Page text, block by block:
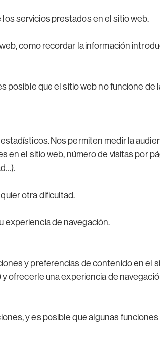
servicios prestados en el sitio web.
como recordar la información
posible que el sitio web no funcione de
Nos permiten medir la
el sitio web, número de visitas por
otra dificultad.
experiencia de navegación.
y preferencias de contenido en el
ofrecerle una experiencia de
y es posible que algunas